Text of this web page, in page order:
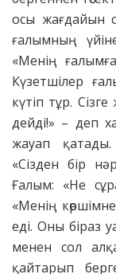
осы жағдайын
ғалымның
«Менің
Күзетшілер
күтіп тұр.
дейді!» – деп
жауап
«Сізден бір
Ғалым: «Не
«Менің
еді. Оны біраз
менен сол
қайтарып